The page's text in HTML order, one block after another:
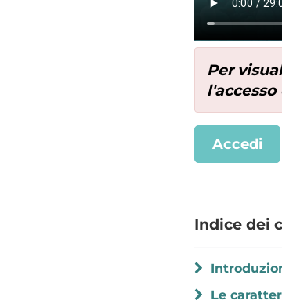
Per
Accedi
Indice dei
Le